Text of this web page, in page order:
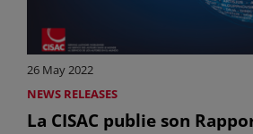
26 May 2022
NEWS RELEASES
La CISAC publie son